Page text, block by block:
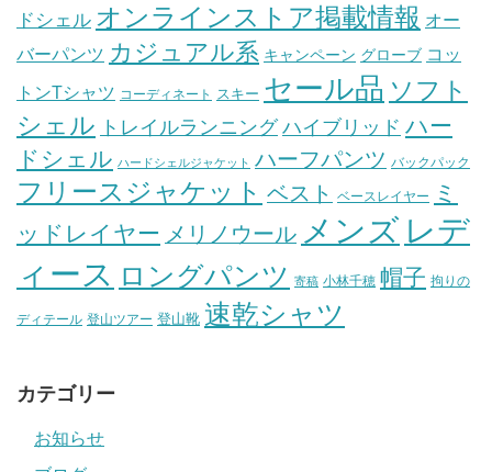
ドシェル オンラインストア掲載情報 オー
バーパンツ カジュアル系 キャンペーン グローブ コッ
トンTシャツ コーディネート スキー セール品 ソフト
シェル トレイルランニング ハイブリッド ハー
ドシェル ハードシェルジャケット ハーフパンツ バックパック
フリースジャケット ベスト ベースレイヤー
ミ
ッドレイヤー メリノウール メンズ レデ
ィース ロングパンツ 寄稿 小林千穂 帽子 拘りの
ディテール 登山ツアー 登山靴 速乾シャツ
カテゴリー
お知らせ